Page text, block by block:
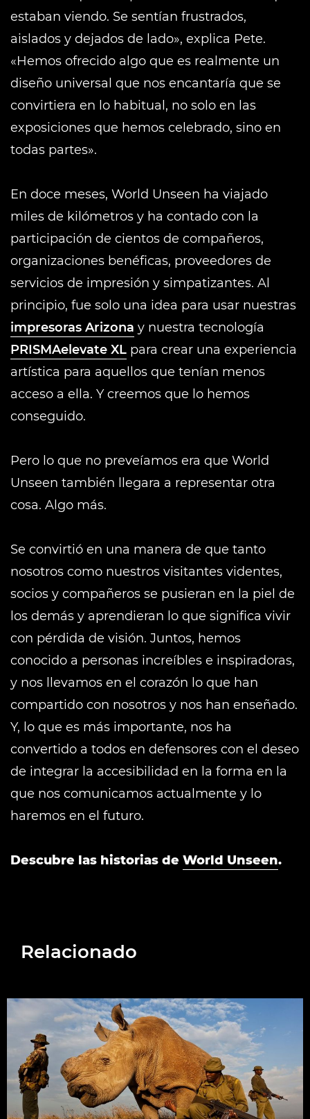
estaban viendo. Se sentían frustrados,
aislados y dejados de lado», explica Pete.
«Hemos ofrecido algo que es realmente un
diseño universal que nos encantaría que se
convirtiera en lo habitual, no solo en las
exposiciones que hemos celebrado, sino en
todas partes».
En doce meses, World Unseen ha viajado
miles de kilómetros y ha contado con la
participación de cientos de compañeros,
organizaciones benéficas, proveedores de
servicios de impresión y simpatizantes. Al
principio, fue solo una idea para usar nuestras
impresoras Arizona y nuestra tecnología
PRISMAelevate XL para crear una experiencia
artística para aquellos que tenían menos
acceso a ella. Y creemos que lo hemos
conseguido.
Pero lo que no preveíamos era que World
Unseen también llegara a representar otra
cosa. Algo más.
Se convirtió en una manera de que tanto
nosotros como nuestros visitantes videntes,
socios y compañeros se pusieran en la piel de
los demás y aprendieran lo que significa vivir
con pérdida de visión. Juntos, hemos
conocido a personas increíbles e inspiradoras,
y nos llevamos en el corazón lo que han
compartido con nosotros y nos han enseñado.
Y, lo que es más importante, nos ha
convertido a todos en defensores con el deseo
de integrar la accesibilidad en la forma en la
que nos comunicamos actualmente y lo
haremos en el futuro.
Descubre las historias de World Unseen.
Relacionado